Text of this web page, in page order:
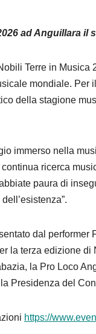
ad Anguillara
Terre in Musica
mondiale. Per
della stagione
immerso nella
ricerca
paura di
dal
la terza edizione
la Pro Loco
Presidenza del
https://